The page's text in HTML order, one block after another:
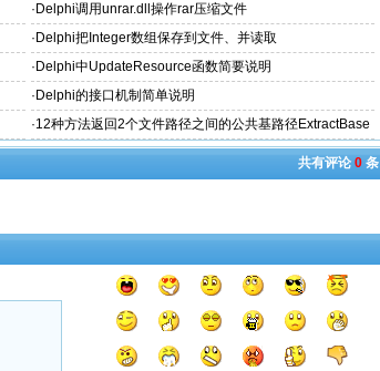
· Delphi调用unrar.dll操作rar压缩文件
· Delphi把Integer数组保存到文件、并读取
· Delphi中UpdateResource函数简要说明
· Delphi的接口机制简单说明
·12种方法返回2个文件路径之间的公共基路径ExtractBase
Path
共有评论 0 条